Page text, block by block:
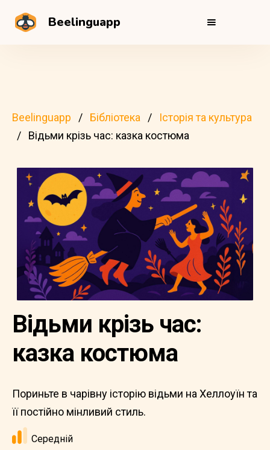
Beelinguapp
Beelinguapp Бібліотека
Історія та культура
Відьми крізь час: казка костюма
Відьми крізь час:
казка костюма
Пориньте в чарівну історію відьми на Хеллоуїн та
її постійно мінливий стиль.
Середній